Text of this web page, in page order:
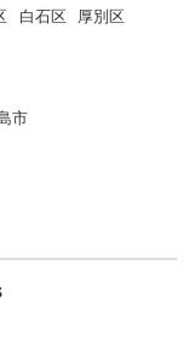
白石区 厚別区
市